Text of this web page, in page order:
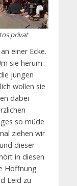
privat
einer Ecke.
sie herum
jungen
wollen sie
dabei
so müde
ziehen wir
dieser
in diesen
Hoffnung
Leid zu